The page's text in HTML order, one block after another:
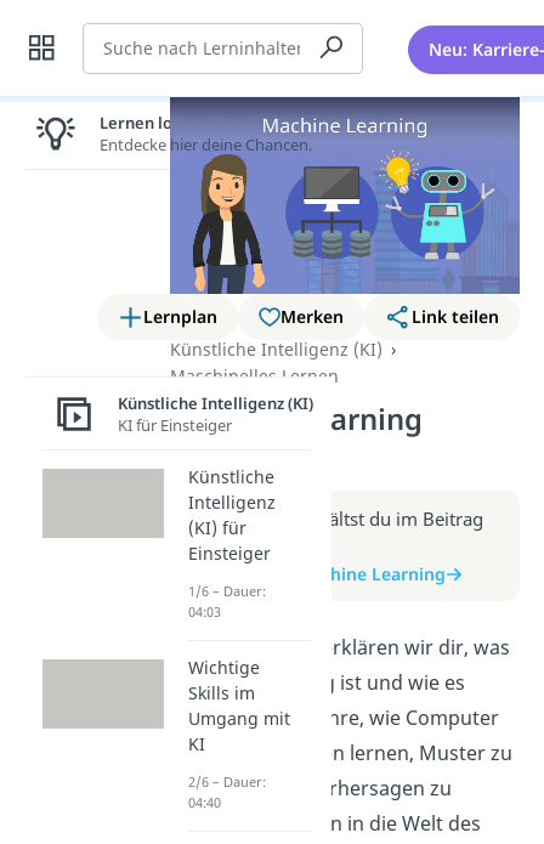
Suche Neu:
Lernplan Merken
Link teilen
Künstliche Intelligenz (KI)
Maschinelles Lernen
Machine Learning
Weitere Infos erhältst du im Beitrag
zum Video
zum Beitrag: Machine Learning
In diesem Video erklären wir dir, was
Machine Learning ist und wie es
funktioniert. Erfahre, wie Computer
durch Algorithmen lernen, Muster zu
erkennen und Vorhersagen zu
treffen. Tauche ein in die Welt des
Lernen lohnt sich!
Entdecke hier deine Chancen.
Künstliche Intelligenz (KI)
KI für Einsteiger
Künstliche
Intelligenz
(KI) für
Einsteiger
1/6 – Dauer:
04:03
Wichtige
Skills im
Umgang mit
KI
2/6 – Dauer:
04:40